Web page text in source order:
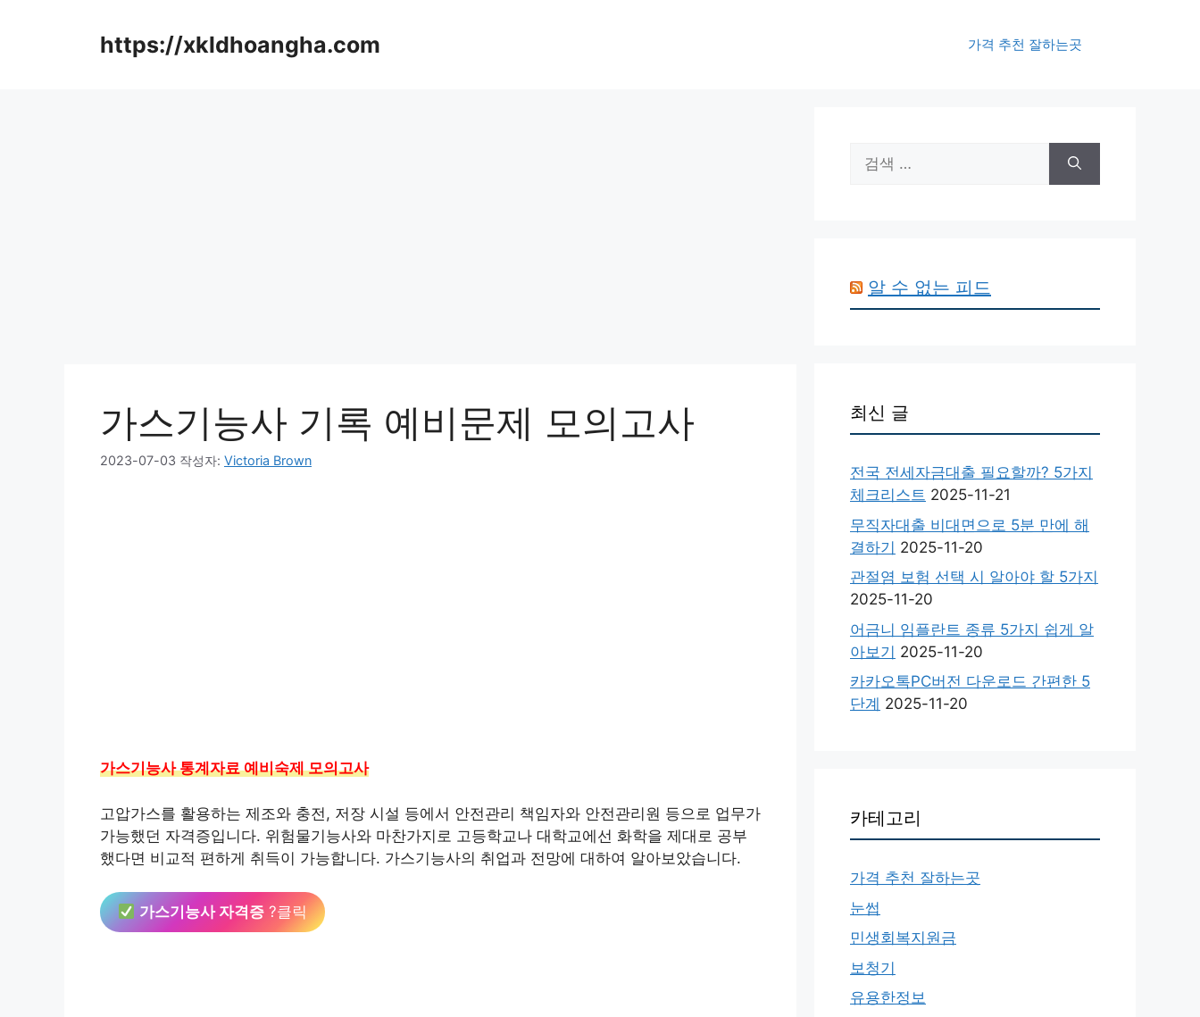
https://xkldhoangha.com 가격 추천 잘하는곳
가스기능사 기록 예비문제 모의고사
2023-07-03 작성자: Victoria Brown
가스기능사 통계자료 예비숙제 모의고사
고압가스를 활용하는 제조와 충전, 저장 시설 등에서 안전관리 책임자와 안전관리원 등으로 업무가
가능했던 자격증입니다. 위험물기능사와 마찬가지로 고등학교나 대학교에선 화학을 제대로 공부
했다면 비교적 편하게 취득이 가능합니다. 가스기능사의 취업과 전망에 대하여 알아보았습니다.
가스기능사 자격증 ?클릭
색:
알 수 없는 피드
최신 글
전국 전세자금대출 필요할까? 5가지
체크리스트 2025-11-21
무직자대출 비대면으로 5분 만에 해
결하기 2025-11-20
관절염 보험 선택 시 알아야 할 5가지
2025-11-20
어금니 임플란트 종류 5가지 쉽게 알
아보기 2025-11-20
카카오톡PC버전 다운로드 간편한 5
단계 2025-11-20
카테고리
가격 추천 잘하는곳
눈썹
민생회복지원금
보청기
유용한정보